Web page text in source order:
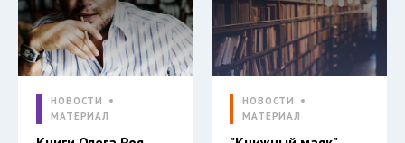
НОВОСТИ
МАТЕРИАЛ
НОВОСТИ
МАТЕРИАЛ